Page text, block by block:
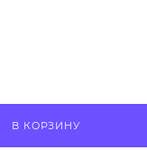
В КОРЗИНУ